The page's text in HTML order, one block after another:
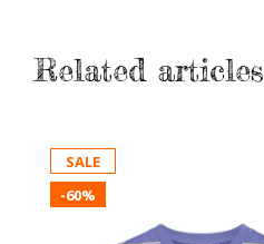
Related articles
SALE
-60%